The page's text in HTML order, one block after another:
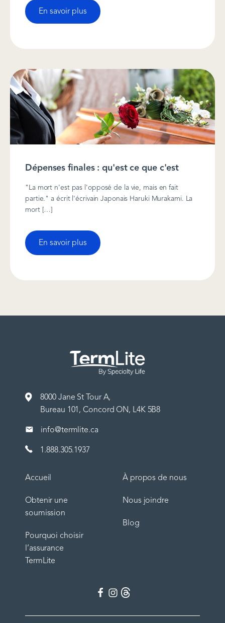
En savoir plus
Dépenses finales : qu'est ce que c'est
"La mort n'est pas l'opposé de la vie, mais en fait
partie." a écrit l'écrivain Japonais Haruki Murakami. La
mort […]
En savoir plus
Accueil
Obtenir une
soumission
Pourquoi choisir
l’assurance
TermLite
À propos de nous
Nous joindre
Blog
8000 Jane St Tour A,
Bureau 101, Concord ON, L4K 5B8
info@termlite.ca
1.888.305.1937